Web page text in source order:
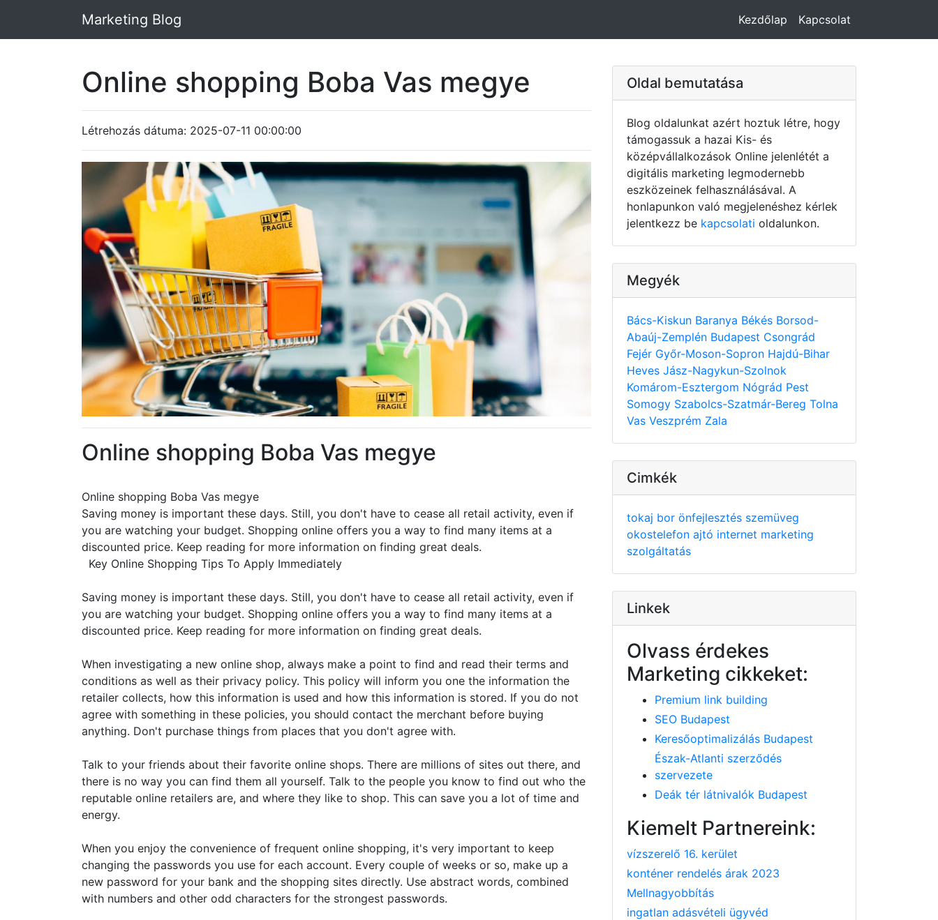
Marketing Blog Kezdőlap Kapcsolat
Online shopping Boba Vas megye
Létrehozás dátuma: 2025-07-11 00:00:00
Online shopping Boba Vas megye
Online shopping Boba Vas megye
Saving money is important these days. Still, you don't have to cease all retail activity, even if
you are watching your budget. Shopping online offers you a way to find many items at a
discounted price. Keep reading for more information on finding great deals.
Key Online Shopping Tips To Apply Immediately
Saving money is important these days. Still, you don't have to cease all retail activity, even if
you are watching your budget. Shopping online offers you a way to find many items at a
discounted price. Keep reading for more information on finding great deals.
When investigating a new online shop, always make a point to find and read their terms and
conditions as well as their privacy policy. This policy will inform you one the information the
retailer collects, how this information is used and how this information is stored. If you do not
agree with something in these policies, you should contact the merchant before buying
anything. Don't purchase things from places that you don't agree with.
Talk to your friends about their favorite online shops. There are millions of sites out there, and
there is no way you can find them all yourself. Talk to the people you know to find out who the
reputable online retailers are, and where they like to shop. This can save you a lot of time and
energy.
When you enjoy the convenience of frequent online shopping, it's very important to keep
changing the passwords you use for each account. Every couple of weeks or so, make up a
new password for your bank and the shopping sites directly. Use abstract words, combined
with numbers and other odd characters for the strongest passwords.
Oldal bemutatása
Blog oldalunkat azért hoztuk létre, hogy
támogassuk a hazai Kis- és
középvállalkozások Online jelenlétét a
digitális marketing legmodernebb
eszközeinek felhasználásával. A
honlapunkon való megjelenéshez kérlek
jelentkezz be kapcsolati oldalunkon.
Megyék
Bács-Kiskun Baranya Békés Borsod-
Abaúj-Zemplén Budapest Csongrád
Fejér Győr-Moson-Sopron Hajdú-Bihar
Heves Jász-Nagykun-Szolnok
Komárom-Esztergom Nógrád Pest
Somogy Szabolcs-Szatmár-Bereg Tolna
Vas Veszprém Zala
Cimkék
tokaj bor önfejlesztés szemüveg
okostelefon ajtó internet marketing
szolgáltatás
Linkek
Olvass érdekes
Marketing cikkeket:
Premium link building
SEO Budapest
Keresőoptimalizálás Budapest
Észak-Atlanti szerződés
szervezete
Deák tér látnivalók Budapest
Kiemelt Partnereink:
vízszerelő 16. kerület
konténer rendelés árak 2023
Mellnagyobbítás
ingatlan adásvételi ügyvéd